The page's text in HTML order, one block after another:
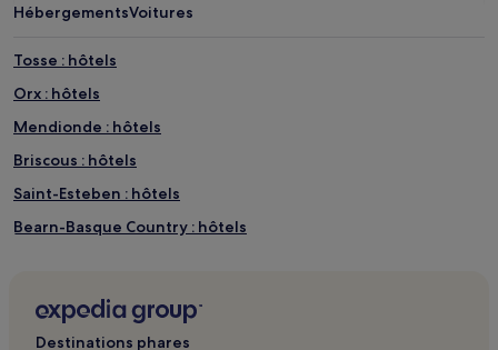
HébergementsVoitures
Tosse : hôtels
Orx : hôtels
Mendionde : hôtels
Briscous : hôtels
Saint-Esteben : hôtels
Bearn-Basque Country : hôtels
Maison de l'Infante : hôtels à proximité
Destinations phares